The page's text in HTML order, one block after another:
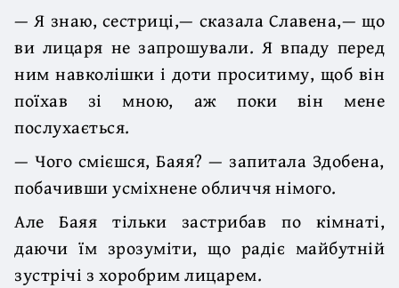
— Я знаю, сестриці,— сказала Славена,— що
ви лицаря не запрошували. Я впаду перед
ним навколішки і доти проситиму, щоб він
поїхав зі мною, аж поки він мене
послухається.
— Чого смієшся, Баяя? — запитала Здобена,
побачивши усміхнене обличчя німого.
Але Баяя тільки застрибав по кімнаті,
даючи їм зрозуміти, що радіє майбутній
зустрічі з хоробрим лицарем.